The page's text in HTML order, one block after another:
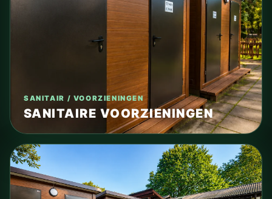
SANITAIR / VOORZIENINGEN
SANITAIRE VOORZIENINGEN